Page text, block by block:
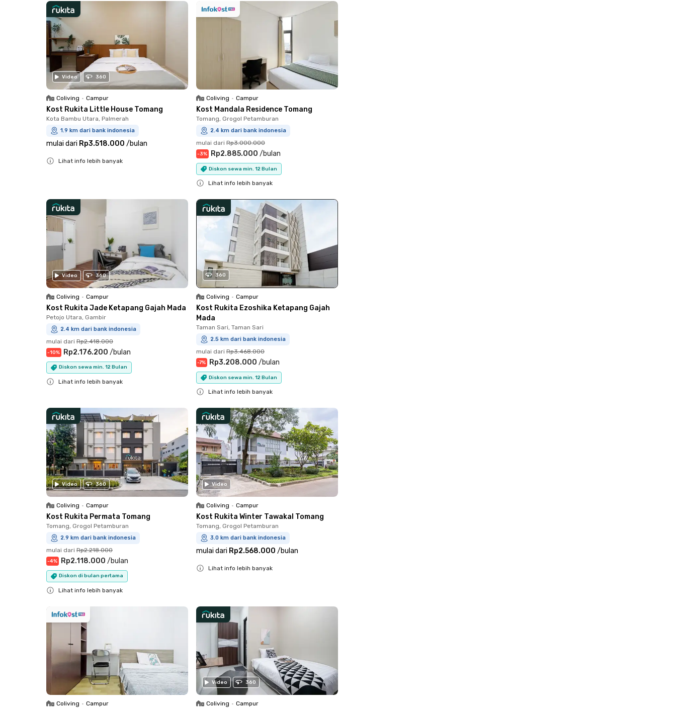
Video 360
Coliving • Campur
Kost Rukita Little House Tomang
Kota Bambu Utara, Palmerah
1.9 km dari bank indonesia
mulai dari Rp3.518.000 /bulan
Lihat info lebih banyak
Coliving • Campur
Kost Mandala Residence Tomang
Tomang, Grogol Petamburan
2.4 km dari bank indonesia
mulai dari Rp3.000.000
-3% Rp2.885.000 /bulan
Diskon sewa min. 12 Bulan
Lihat info lebih banyak
Video 360
Coliving • Campur
Kost Rukita Jade Ketapang Gajah Mada
Petojo Utara, Gambir
2.4 km dari bank indonesia
mulai dari Rp2.418.000
-10% Rp2.176.200 /bulan
Diskon sewa min. 12 Bulan
Lihat info lebih banyak
360
Coliving • Campur
Kost Rukita Ezoshika Ketapang Gajah
Mada
Taman Sari, Taman Sari
2.5 km dari bank indonesia
mulai dari Rp3.468.000
-7% Rp3.208.000 /bulan
Diskon sewa min. 12 Bulan
Lihat info lebih banyak
Video 360
Coliving • Campur
Kost Rukita Permata Tomang
Tomang, Grogol Petamburan
2.9 km dari bank indonesia
mulai dari Rp2.218.000
-4% Rp2.118.000 /bulan
Diskon di bulan pertama
Lihat info lebih banyak
Video
Coliving • Campur
Kost Rukita Winter Tawakal Tomang
Tomang, Grogol Petamburan
3.0 km dari bank indonesia
mulai dari Rp2.568.000 /bulan
Lihat info lebih banyak
Coliving • Campur
Video 360
Coliving • Campur